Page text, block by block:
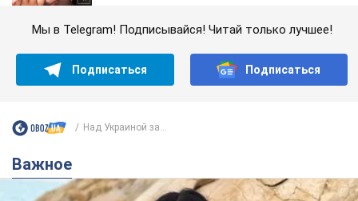
Мы в Telegram! Подписывайся! Читай только лучшее!
Подписаться Подписаться
Над Украиной за...
Важное